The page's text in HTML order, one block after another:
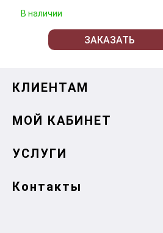
В наличии
ЗАКАЗАТЬ
КЛИЕНТАМ
МОЙ КАБИНЕТ
УСЛУГИ
Контакты